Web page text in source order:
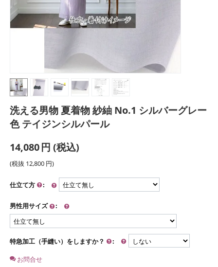
洗える男物 夏着物 紗紬 No.1 シルバーグレー
色 テイジンシルパール
14,080円 (税込)
(税抜 12,800 円)
仕立て方 :
男性用サイズ :
特急加工（手縫い）をしますか？ :
お問合せ